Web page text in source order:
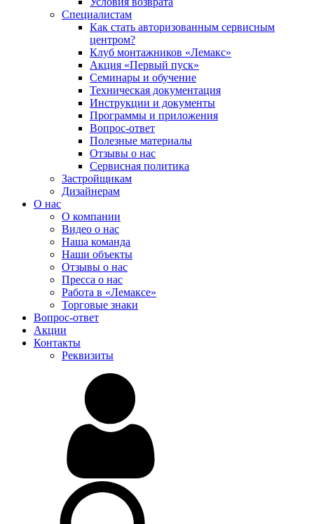
Специалистам
Как стать авторизованным сервисным
центром?
Клуб монтажников «Лемакс»
Акция «Первый пуск»
Семинары и обучение
Техническая документация
Инструкции и документы
Программы и приложения
Вопрос-ответ
Полезные материалы
Отзывы о нас
Сервисная политика
Застройщикам
Дизайнерам
О нас
О компании
Видео о нас
Наша команда
Наши объекты
Отзывы о нас
Пресса о нас
Работа в «Лемаксе»
Торговые знаки
Вопрос-ответ
Акции
Контакты
Реквизиты